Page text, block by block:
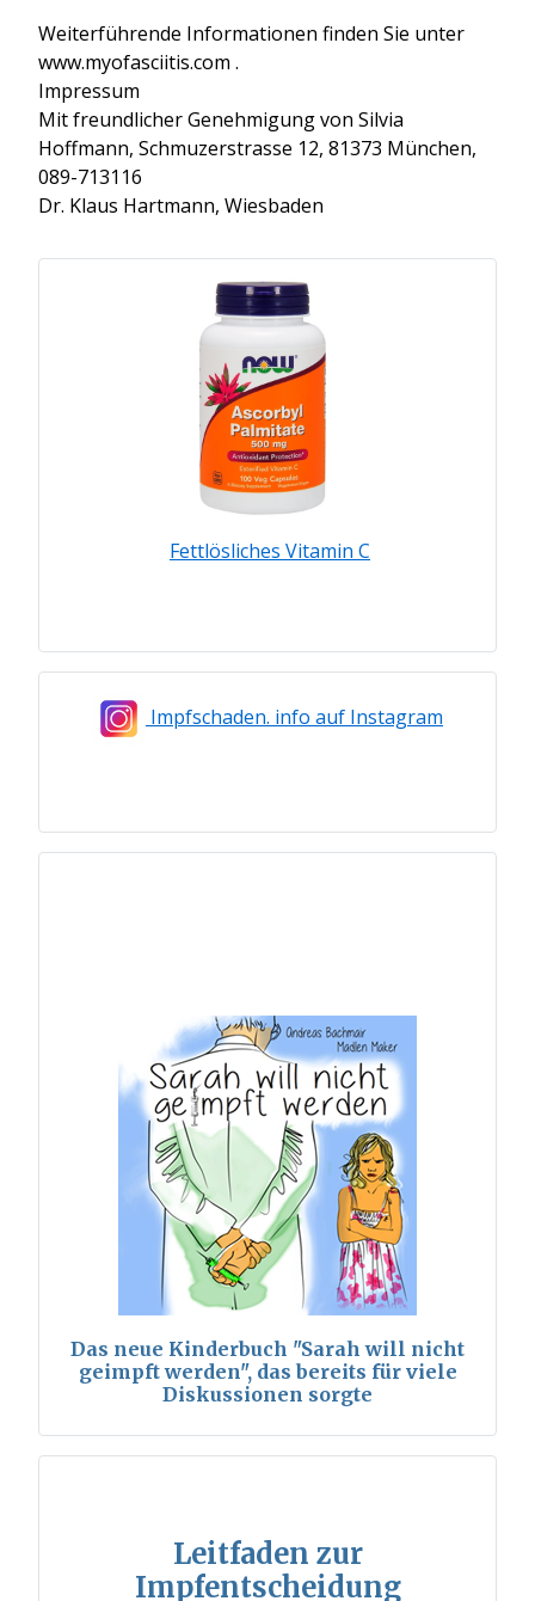
Weiterführende Informationen finden Sie unter
www.myofasciitis.com .
Impressum
Mit freundlicher Genehmigung von Silvia
Hoffmann, Schmuzerstrasse 12, 81373 München,
089-713116
Dr. Klaus Hartmann, Wiesbaden
Fettlösliches Vitamin C
Impfschaden. info auf Instagram
Das neue Kinderbuch "Sarah will nicht
geimpft werden", das bereits für viele
Diskussionen sorgte
Leitfaden zur
Impfentscheidung